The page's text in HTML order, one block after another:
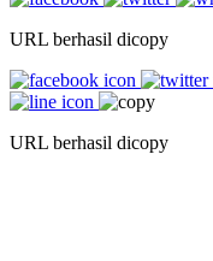
URL berhasil dicopy
URL berhasil dicopy